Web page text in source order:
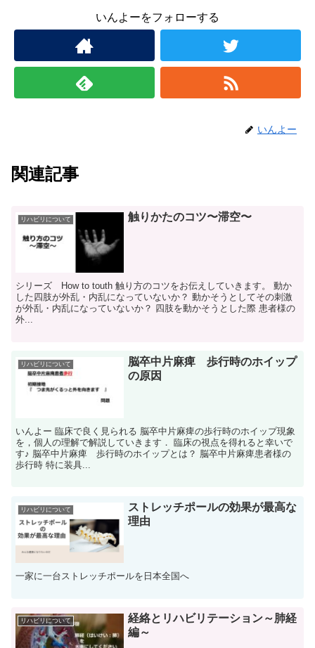
いんよーをフォローする
いんよー
関連記事
リハビリについて 触りかたのコツ〜滞空〜
シリーズ How to touth 触り方のコツをお伝えしていきます。 動か
した四肢が外乱・内乱になっていないか？ 動かそうとしてその刺激
が外乱・内乱になっていないか？ 四肢を動かそうとした際 患者様の
外...
リハビリについて
脳卒中片麻痺 歩行時のホイップ
の原因
いんよー 臨床で良く見られる 脳卒中片麻痺の歩行時のホイップ現象
を，個人の理解で解説していきます． 臨床の視点を得れると幸いで
す♪ 脳卒中片麻痺 歩行時のホイップとは？ 脳卒中片麻痺患者様の
歩行時 特に装具...
リハビリについて
ストレッチポールの効果が最高な
理由
一家に一台ストレッチポールを日本全国へ
リハビリについて
経絡とリハビリテーション～肺経
編～